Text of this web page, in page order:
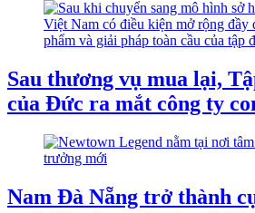
Sau thương vụ mua lại,
của Đức ra mắt công ty
Nam Đà Nẵng trở thành